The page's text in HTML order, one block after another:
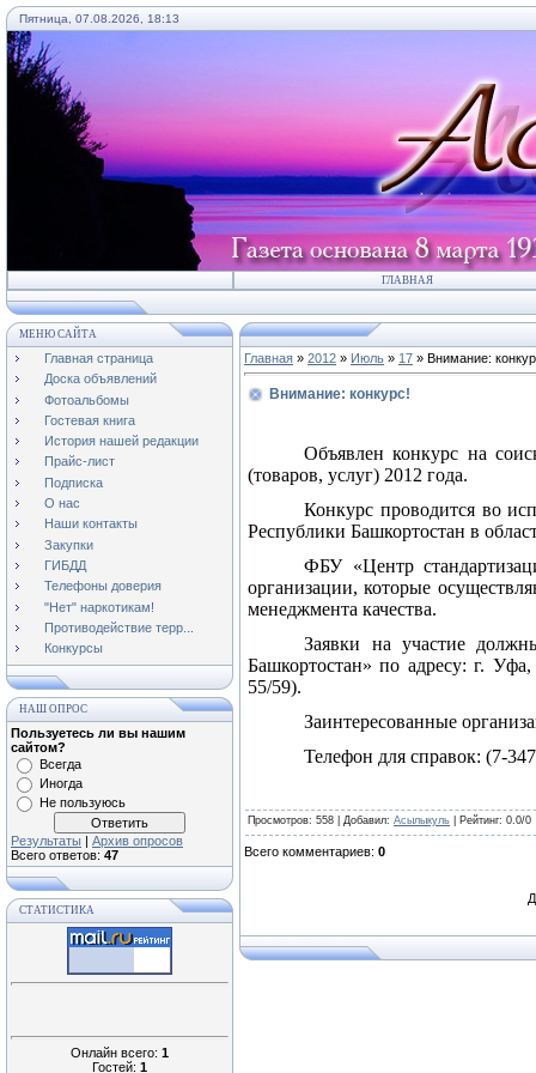
Пятница, 07.08.2026, 18:13
ГЛАВНАЯ
МЕНЮ САЙТА
Главная страница
Доска объявлений
Фотоальбомы
Гостевая книга
История нашей редакции
Прайс-лист
Подписка
О нас
Наши контакты
Закупки
ГИБДД
Телефоны доверия
"Нет" наркотикам!
Противодействие терр...
Конкурсы
НАШ ОПРОС
Пользуетесь ли вы нашим
сайтом?
Всегда
Иногда
Не пользуюсь
Результаты | Архив опросов
Всего ответов: 47
СТАТИСТИКА
Онлайн всего: 1
Гостей: 1
Главная » 2012 » Июль » 17 » Внимание:
Внимание: конкурс!
Объявлен конкурс на
(товаров, услуг) 2012 года.
Конкурс проводится во
Республики Башкортостан в
ФБУ «Центр
организации, которые
менеджмента качества.
Заявки на участие
Башкортостан» по адресу: г.
55/59).
Заинтересованные
Телефон для справок: (7-
Просмотров: 558 | Добавил: Асылыкуль Рейтинг: 0.0/0
Всего комментариев: 0